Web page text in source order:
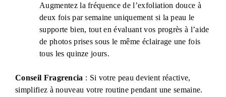
Augmentez la fréquence de l’exfoliation douce à
deux fois par semaine uniquement si la peau le
supporte bien, tout en évaluant vos progrès à l’aide
de photos prises sous le même éclairage une fois
tous les quinze jours.
Conseil Fragrencia : Si votre peau devient réactive,
simplifiez à nouveau votre routine pendant une semaine.